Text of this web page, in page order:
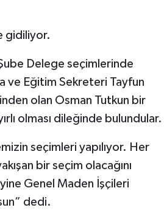
gidiliyor.
Delege seçimlerinde
ve Eğitim Sekreteri Tayfun
olan Osman Tutkun bir
olması dileğinde bulundular.
seçimleri yapılıyor. Her
bir seçim olacağını
Genel Maden İşçileri
dedi.